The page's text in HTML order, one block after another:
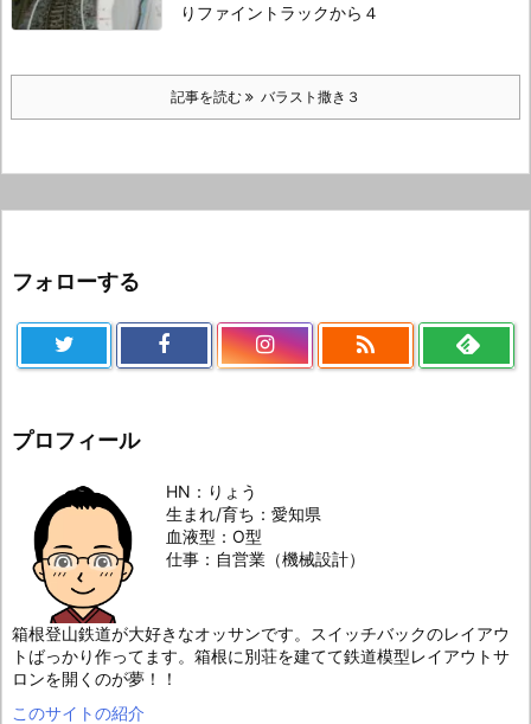
りファイントラックから４
記事を読む バラスト撒き３
フォローする

プロフィール
HN：りょう
生まれ/育ち：愛知県
血液型：O型
仕事：自営業（機械設計）
箱根登山鉄道が大好きなオッサンです。スイッチバックのレイアウ
トばっかり作ってます。箱根に別荘を建てて鉄道模型レイアウトサ
ロンを開くのが夢！！
このサイトの紹介